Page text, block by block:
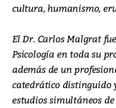
cultura, humanismo,
El Dr. Carlos Malgrat
Psicología en toda su
además de un
catedrático distinguido
estudios simultáneos